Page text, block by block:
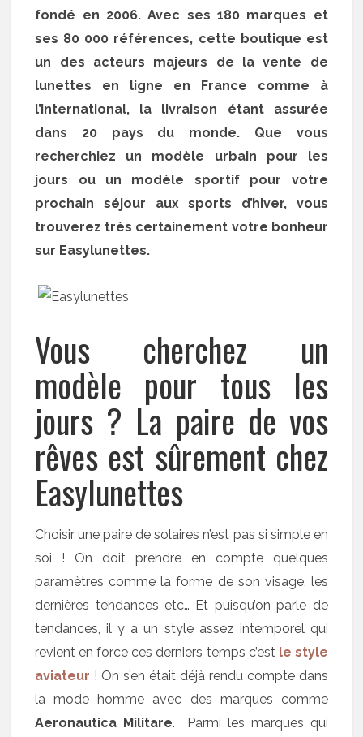
fondé en 2006. Avec ses 180 marques et
ses 80 000 références, cette boutique est
un des acteurs majeurs de la vente de
lunettes en ligne en France comme à
l’international, la livraison étant assurée
dans 20 pays du monde. Que vous
recherchiez un modèle urbain pour les
jours ou un modèle sportif pour votre
prochain séjour aux sports d’hiver, vous
trouverez très certainement votre bonheur
sur Easylunettes.
Vous cherchez un
modèle pour tous les
jours ? La paire de vos
rêves est sûrement chez
Easylunettes
Choisir une paire de solaires n’est pas si simple en
soi ! On doit prendre en compte quelques
paramètres comme la forme de son visage, les
dernières tendances etc… Et puisqu’on parle de
tendances, il y a un style assez intemporel qui
revient en force ces derniers temps c’est le style
aviateur ! On s’en était déjà rendu compte dans
la mode homme avec des marques comme
Aeronautica Militare. Parmi les marques qui